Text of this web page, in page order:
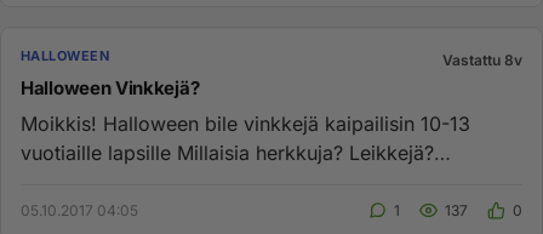
HALLOWEEN Vastattu 8v
Halloween Vinkkejä?
Moikkis! Halloween bile vinkkejä kaipailisin 10-13
vuotiaille lapsille Millaisia herkkuja? Leikkejä?
05.10.2017 04:05 1 137 0